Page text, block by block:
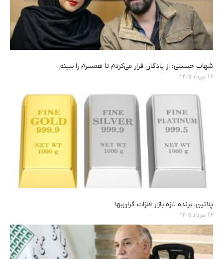
شهاب حسینی: از پادگان فرار می‌کردم تا همسرم را ببینم
۱۶ مرداد ۱۴۰۵
پلاتین، برنده تازه بازار فلزات گران‌بها
۱۶ مرداد ۱۴۰۵